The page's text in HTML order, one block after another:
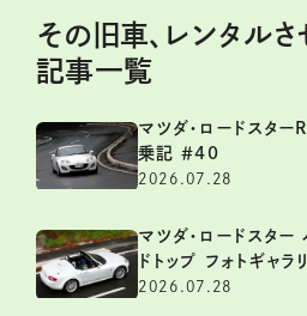
その旧車、レンタル
記事一覧
マツダ・ロードスタ
乗記 ＃40
2026.07.28
マツダ・ロードスター
ドトップ フォトギャラ
2026.07.28